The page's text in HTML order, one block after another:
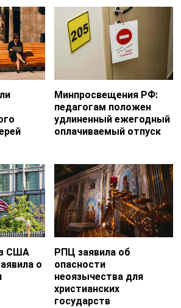
Минпросвещения РФ:
педагогам положен
удлиненный ежегодный
оплачиваемый отпуск
США
о
РПЦ заявила об
опасности
неоязычества для
христианских
государств